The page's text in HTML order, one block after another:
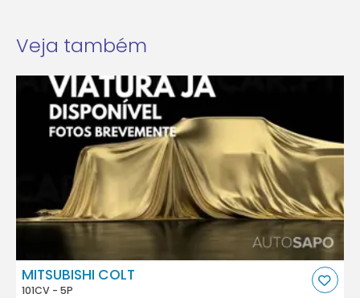
Veja também
MITSUBISHI COLT
101CV - 5P